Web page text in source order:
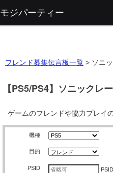
モジパーティー
フレンド募集伝言板一覧 > ソニ
【PS5/PS4】ソニックレ
ゲームのフレンドや協力プレイ
機種
目的
PSID PSID